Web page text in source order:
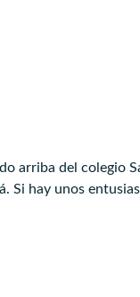
arriba del colegio
Si hay unos